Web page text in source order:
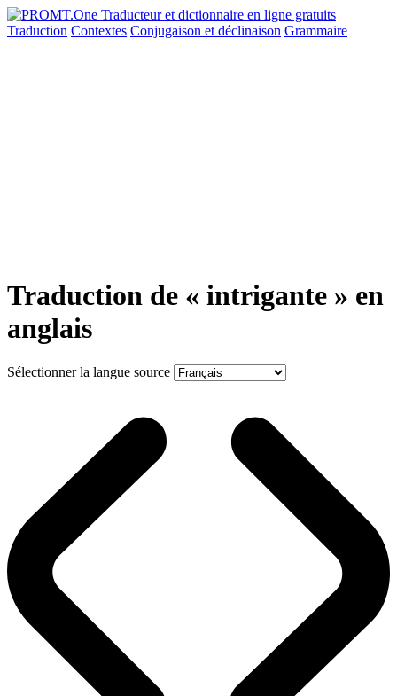
Traduction Contextes Conjugaison et déclinaison Grammaire
Traduction de « intrigante » en
anglais
Sélectionner la langue source